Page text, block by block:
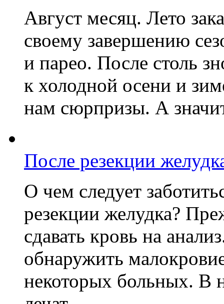
Август месяц. Лето
своему завершению
и парео. После столь
к холодной осени и
нам сюрпризы. А
После резекции
О чем следует
резекции желудка?
сдавать кровь на
обнаружить
некоторых больных. В